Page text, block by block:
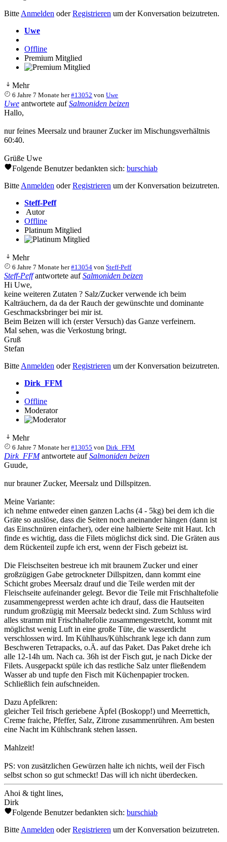
Bitte Anmelden oderRegistrieren um der Konversation beizutreten.
Uwe
Offline
Premium Mitglied
Mehr
6 Jahre 7 Monate her #13052 vonUwe
Uwe antwortete aufSalmoniden beizen
Hallo,
nur feines Meersalz und brauner Zucker im Mischungsverhältnis
60:40.
Grüße Uwe
Folgende Benutzer bedankten sich: burschiab
Bitte Anmelden oderRegistrieren um der Konversation beizutreten.
Steff-Peff
Autor
Offline
Platinum Mitglied
Mehr
6 Jahre 7 Monate her #13054 vonSteff-Peff
Steff-Peffantwortete aufSalmoniden beizen
Hi Uwe,
keine weiteren Zutaten ? Salz/Zucker verwende ich beim
Kalträuchern, da da der Rauch der gewünschte und dominante
Geschmacksbringer bei mir ist.
Beim Beizen will ich (erster Versuch) das Ganze verfeinern.
Mal sehen, was die Verkostung bringt.
Gruß
Stefan
Bitte Anmelden oderRegistrieren um der Konversation beizutreten.
Dirk_FFM
Offline
Moderator
Mehr
6 Jahre 7 Monate her #13055 vonDirk_FFM
Dirk_FFMantwortete aufSalmoniden beizen
Guude,
nur brauner Zucker, Meersalz und Dillspitzen.
Meine Variante:
ich nehme entweder einen ganzen Lachs (4 - 5kg) bei dem ich die
Gräte so auslöse, dass die Seiten noch aneinander hängen (dann ist
das Einschnüren einfacher), oder eine halbierte Seite mit Haut. Ich
finde es wichtig, dass die Filets möglichst dick sind. Die Gräten aus
dem Rückenteil zupfe ich erst, wenn der Fisch gebeizt ist.
Die Fleischseiten bestreue ich mit braunem Zucker und einer
großzügigen Gabe getrockneter Dillspitzen, dann kommt eine
Schicht grobes Meersalz drauf und die Teile werden mit der
Fleischseite aufeinander gelegt. Bevor die Teile mit Frischhaltefolie
zusammengepresst werden achte ich drauf, dass die Hautseiten
rundum großzügig mit Meersalz bedeckt sind. Zum Schluss wird
alles stramm mit Frischhaltefolie zusammengestretcht, kommt mit
möglichst wenig Luft in eine große Tüte, die wasserdicht
verschlossen wird. Im Kühlhaus/Kühlschrank lege ich dann zum
Beschweren Tetrapacks, o.Ä. auf das Paket. Das Paket drehe ich
alle 12-14h um. Nach ca. 36h ist der Fisch gut, je nach Dicke der
Filets. Ausgepackt spüle ich das restliche Salz unter fließendem
Wasser ab und tupfe den Fisch mit Küchenpapier trocken.
Schließlich fein aufschneiden.
Dazu Apfelkren:
gleicher Teil frisch geriebene Äpfel (Boskopp!) und Meerrettich,
Creme fraiche, Pfeffer, Salz, Zitrone zusammenrühren. Am besten
eine Nacht im Kühlschrank stehen lassen.
Mahlzeit!
PS: von zusätzlichen Gewürzen halte ich nichts, weil der Fisch
selbst schon so gut schmeckt! Das will ich nicht überdecken.
Ahoi & tight lines,
Dirk
Folgende Benutzer bedankten sich: burschiab
Bitte Anmelden oderRegistrieren um der Konversation beizutreten.